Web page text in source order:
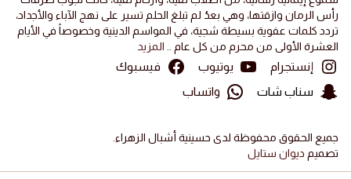
A
Ali Khalaf
·
2024-11-22
الجيل الفاطمي 1446 هجرية
تفضيل
الصور ١٤٤٦ هجرية صور الأشبال